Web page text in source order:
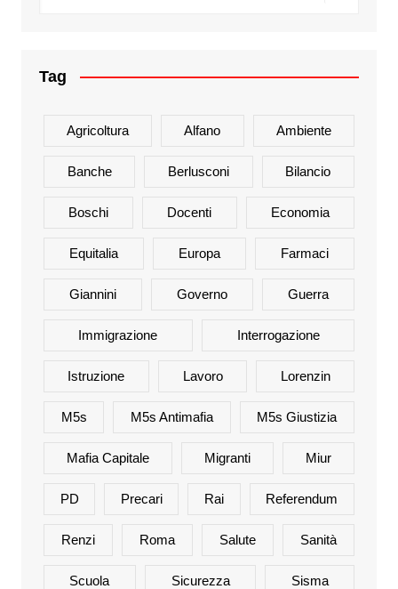
Tag
Agricoltura Alfano Ambiente
Banche Berlusconi Bilancio
Boschi Docenti Economia
Equitalia Europa Farmaci
Giannini Governo Guerra
Immigrazione Interrogazione
Istruzione Lavoro Lorenzin
M5s M5s Antimafia M5s Giustizia
Mafia Capitale Migranti Miur
PD Precari Rai Referendum
Renzi Roma Salute Sanità
Scuola Sicurezza Sisma